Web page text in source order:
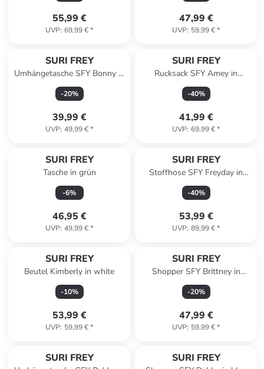
55,99 €
UVP: 69,99 €*
47,99 €
UVP: 59,99 €*
SURI FREY
Umhängetasche SFY Bonny in
sand
-20%
39,99 €
UVP: 49,99 €*
SURI FREY
Rucksack SFY Amey in
lightrose 646
-40%
41,99 €
UVP: 69,99 €*
SURI FREY
Tasche in grün
-6%
46,95 €
UVP: 49,99 €*
SURI FREY
Stoffhose SFY Freyday in
black 100
-40%
53,99 €
UVP: 89,99 €*
SURI FREY
Beutel Kimberly in white
-10%
53,99 €
UVP: 59,99 €*
SURI FREY
Shopper SFY Brittney in
brown
-20%
47,99 €
UVP: 59,99 €*
SURI FREY SURI FREY